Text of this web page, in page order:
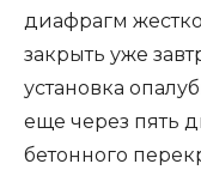
диафрагм
закрыть уже
установка
еще через пять
бетонного